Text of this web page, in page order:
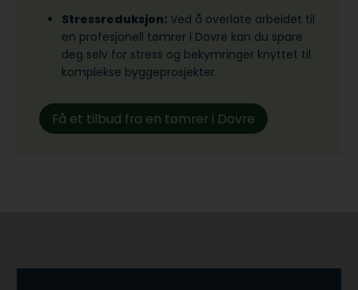
Stressreduksjon: Ved å overlate arbeidet til
en profesjonell tømrer i Dovre kan du spare
deg selv for stress og bekymringer knyttet til
komplekse byggeprosjekter.
Få et tilbud fra en tømrer i Dovre